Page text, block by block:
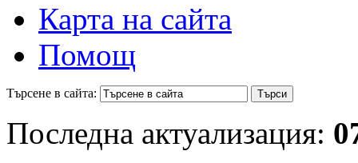
Карта на сайта
Помощ
Търсене в сайта:
Последна актуализация: